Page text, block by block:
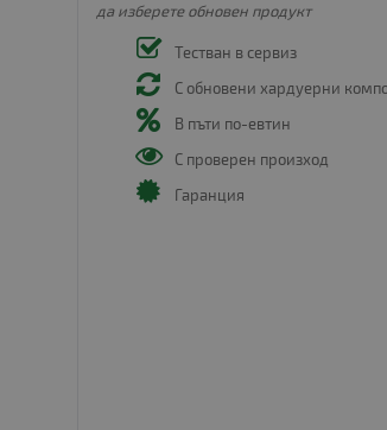
да изберете обновен продукт
Тестван в сервиз
С обновени хардуерни
В пъти по-евтин
С проверен произход
Гаранция